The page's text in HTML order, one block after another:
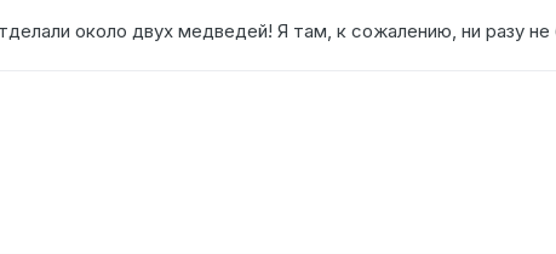
около двух медведей! Я там, к сожалению, ни разу не